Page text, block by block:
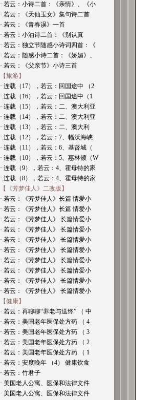
· 若云：小诗二首：《亲情》、《小
· 若云：《天仙玉女》集句诗二首
· 若云：《青春误》一首
· 若云：小油诗二首：《别认真
· 若云：独立节随感小诗词四首：《
· 若云：随感小诗二首：《娇媚》、
· 若云：《父亲节》小诗三首
【旅游】
· 连载（17），若云：回国途中 （2
· 连载（16），若云：回国途中（1
· 连载（15），若云：二、澳大利亚
· 连载（14），若云：二、澳大利亚
· 连载（13），若云：二、澳大利
· 连载（12），若云：7、幅沃海峡
· 连载（11），若云：6、基督城（
· 连载（10），若云：5、惠林顿（W
· 连载（9），若云：4、霍母特的家
· 连载（8），若云：4、霍母特的家
【《芳梦佳人》二改版】
· 若云：《芳梦佳人》长篇 情爱小
· 若云：《芳梦佳人》长篇 情爱小
· 若云：《芳梦佳人》 长篇情爱小
· 若云：《芳梦佳人》 长篇情爱小
· 若云：《芳梦佳人》 长篇情爱小
· 若云：《芳梦佳人》 长篇情爱小
· 若云：《芳梦佳人》 长篇情爱小
· 若云：《芳梦佳人》 长篇情爱小
· 若云：《芳梦佳人》 长篇情爱小
· 若云：《芳梦佳人》 长篇情爱小
【健康】
· 若云：再聊聊“养老与送终” （ 中
· 若云：美国老年医保处方药 （ 4
· 若云：美国老年医保处方药 （ 3
· 若云：美国老年医保处方药 （ 2
· 若云：美国老年医保处方药 （ 1
· 若云：安度晚年 （4） 健康饮食
· 若云：竹君子
· 美国老人公寓、医保和法律文件
· 美国老人公寓、医保和法律文件